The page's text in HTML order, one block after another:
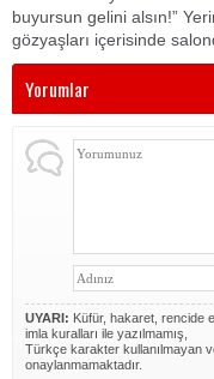
buyursun gelini alsın!”
gözyaşları içerisinde
Yorumlar
UYARI: Küfür, hakaret, rencide
imla kuralları ile yazılmamış,
Türkçe karakter kullanılmayan
onaylanmamaktadır.